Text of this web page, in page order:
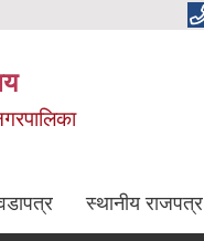
स्थानीय राजपत्र